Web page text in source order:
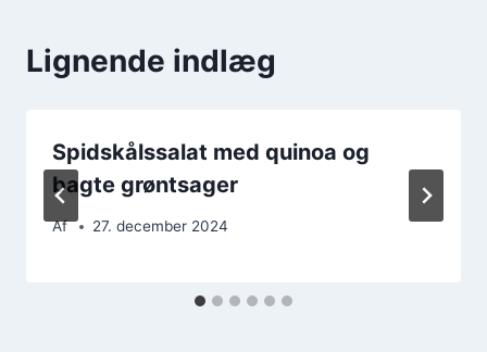
Lignende indlæg
Spidskålssalat med quinoa og
bagte grøntsager
Af 27. december 2024